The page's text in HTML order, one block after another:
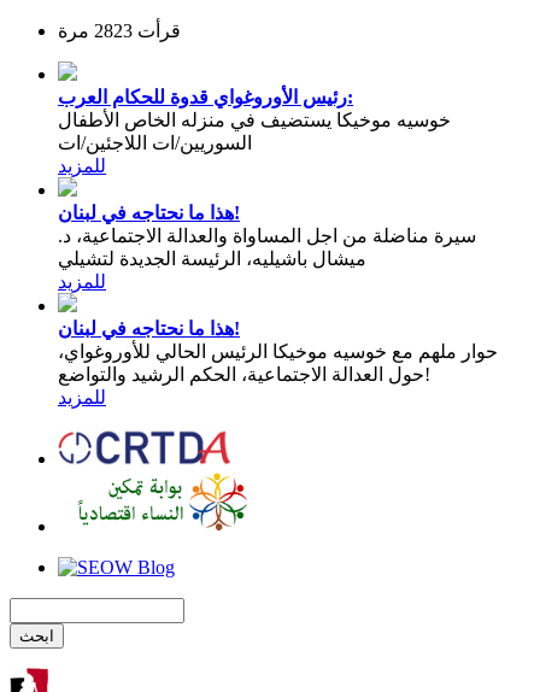
قرأت 2823 مرة
رئيس الأوروغواي قدوة للحكام العرب:
خوسيه موخيكا يستضيف في منزله الخاص الأطفال
السوريين/ات اللاجئين/ات
للمزيد
هذا ما نحتاجه في لبنان!
سيرة مناضلة من اجل المساواة والعدالة الاجتماعية، د.
ميشال باشيليه، الرئيسة الجديدة لتشيلي
للمزيد
هذا ما نحتاجه في لبنان!
حوار ملهم مع خوسيه موخيكا الرئيس الحالي للأوروغواي،
حول العدالة الاجتماعية، الحكم الرشيد والتواضع!
للمزيد